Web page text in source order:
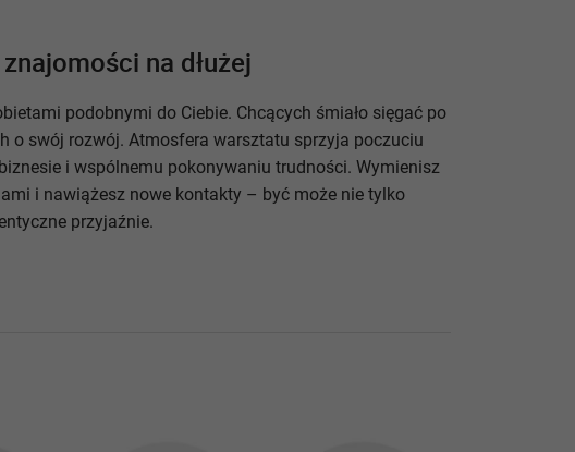
na dłużej
podobnymi do Ciebie. Chcących śmiało sięgać po
o swój rozwój. Atmosfera warsztatu sprzyja poczuciu
i wspólnemu pokonywaniu trudności. Wymienisz
i nawiążesz nowe kontakty – być może nie tylko
przyjaźnie.